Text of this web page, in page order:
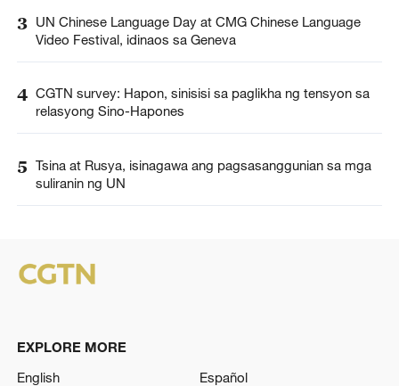
3 UN Chinese Language Day at CMG Chinese Language
Video Festival, idinaos sa Geneva
4 CGTN survey: Hapon, sinisisi sa paglikha ng tensyon sa
relasyong Sino-Hapones
5 Tsina at Rusya, isinagawa ang pagsasanggunian sa mga
suliranin ng UN
EXPLORE MORE
English
Español